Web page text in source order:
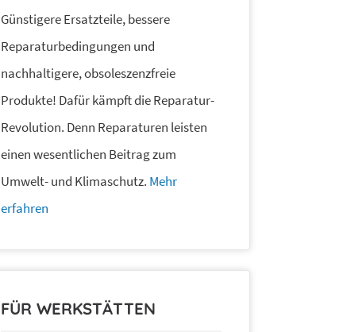
Günstigere Ersatzteile, bessere
Reparaturbedingungen und
nachhaltigere, obsoleszenzfreie
Produkte! Dafür kämpft die Reparatur-
Revolution. Denn Reparaturen leisten
einen wesentlichen Beitrag zum
Umwelt- und Klimaschutz. Mehr
erfahren
FÜR WERKSTÄTTEN